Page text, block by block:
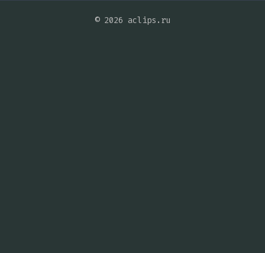
© 2026 aclips.ru